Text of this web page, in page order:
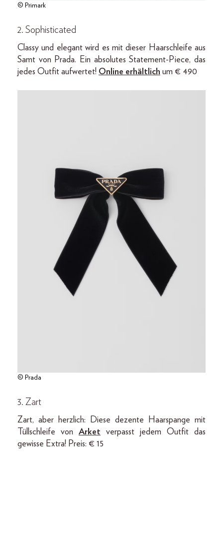
© Primark
2. Sophisticated
Classy und elegant wird es mit dieser Haarschleife aus
Samt von Prada. Ein absolutes Statement-Piece, das
jedes Outfit aufwertet! Online erhältlich um € 490
© Prada
3. Zart
Zart, aber herzlich: Diese dezente Haarspange mit
Tüllschleife von Arket verpasst jedem Outfit das
gewisse Extra! Preis: € 15